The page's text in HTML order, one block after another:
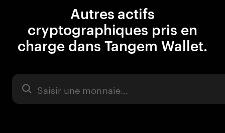
Autres actifs
cryptographiques pris en
charge dans Tangem Wallet.
Actifs